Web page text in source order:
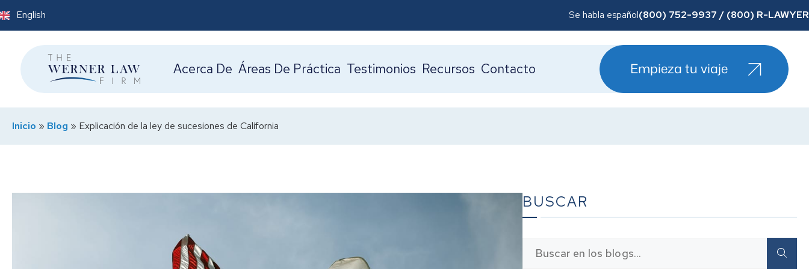
English Se habla español(800) 752-9937 / (800) R-LAWYER
Acerca De Áreas De Práctica Testimonios Recursos Contacto Empieza tu viaje
Inicio » Blog » Explicación de la ley de sucesiones de California
BUSCAR